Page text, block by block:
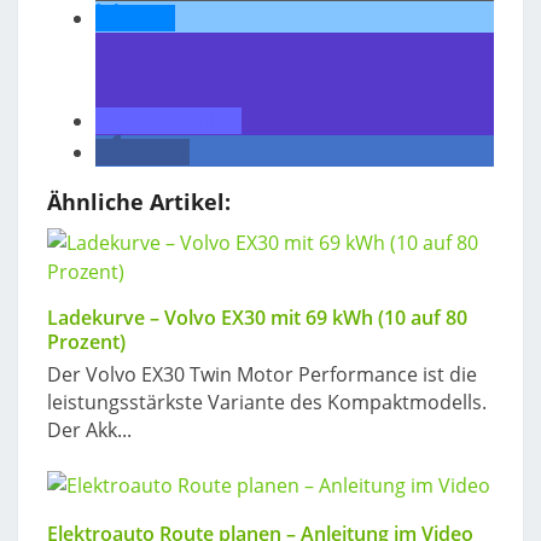
Ähnliche Artikel:
Ladekurve – Volvo EX30 mit 69 kWh (10 auf 80
Prozent)
Der Volvo EX30 Twin Motor Performance ist die
leistungsstärkste Variante des Kompaktmodells.
Der Akk...
Elektroauto Route planen – Anleitung im Video